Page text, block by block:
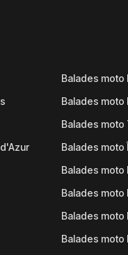
Balades moto
Balades
Balades moto
Balades
Balades moto
Balades moto
Balades moto
Balades moto